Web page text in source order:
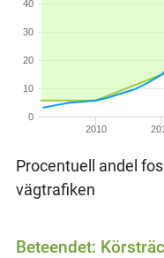
2010
0
10
20
30
40
Procentuell andel
vägtrafiken
Beteendet: